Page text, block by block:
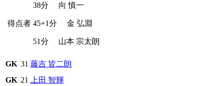
得点者
38分 向 慎一
45+1分 金 弘淵
51分 山本 宗太朗
GK 31 藤吉 皆二朗
GK 21 上田 智輝